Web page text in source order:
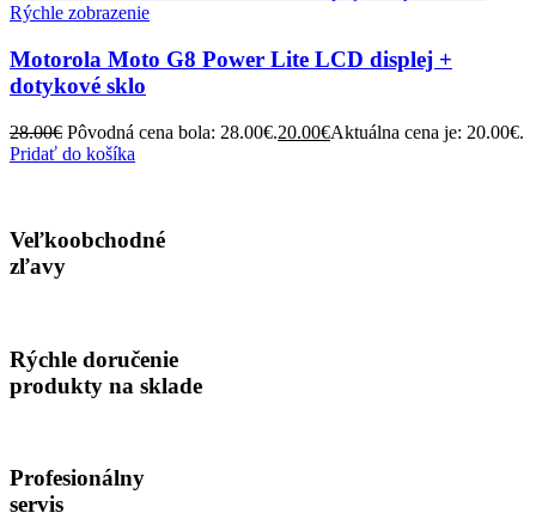
Rýchle zobrazenie
Motorola Moto G8 Power Lite LCD displej +
dotykové sklo
28.00€ Pôvodná cena bola: 28.00€.20.00€Aktuálna cena je: 20.00€.
Pridať do košíka
Veľkoobchodné
zľavy
Rýchle doručenie
produkty na sklade
Profesionálny
servis